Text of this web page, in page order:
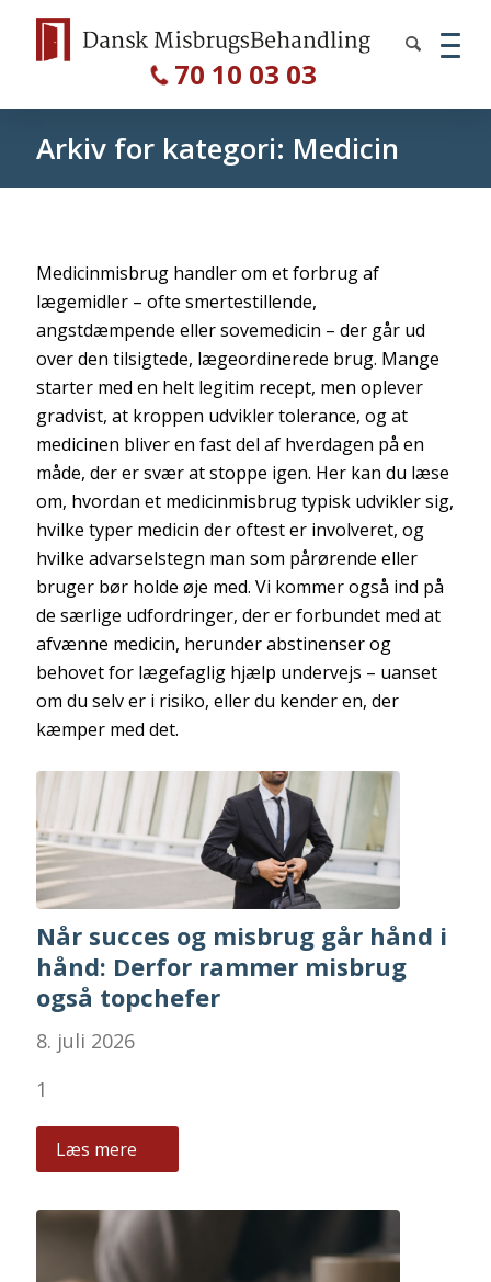
70 10 03 03
Arkiv for kategori: Medicin
Medicinmisbrug handler om et forbrug af
lægemidler – ofte smertestillende,
angstdæmpende eller sovemedicin – der går ud
over den tilsigtede, lægeordinerede brug. Mange
starter med en helt legitim recept, men oplever
gradvist, at kroppen udvikler tolerance, og at
medicinen bliver en fast del af hverdagen på en
måde, der er svær at stoppe igen. Her kan du læse
om, hvordan et medicinmisbrug typisk udvikler sig,
hvilke typer medicin der oftest er involveret, og
hvilke advarselstegn man som pårørende eller
bruger bør holde øje med. Vi kommer også ind på
de særlige udfordringer, der er forbundet med at
afvænne medicin, herunder abstinenser og
behovet for lægefaglig hjælp undervejs – uanset
om du selv er i risiko, eller du kender en, der
kæmper med det.
Når succes og misbrug går hånd i
hånd: Derfor rammer misbrug
også topchefer
8. juli 2026
1
Læs mere